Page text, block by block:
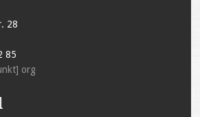
28
85
org